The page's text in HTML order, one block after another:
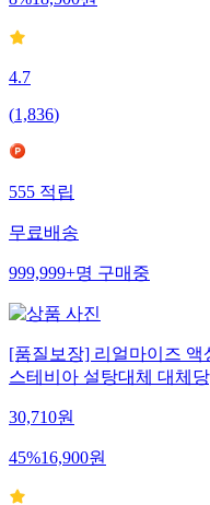
4.7
(1,836)
555 적립
무료배송
999,999+명 구매중
[품질보장] 리얼마이즈 액
스테비아 설탕대체 대체
30,710원
45%16,900원